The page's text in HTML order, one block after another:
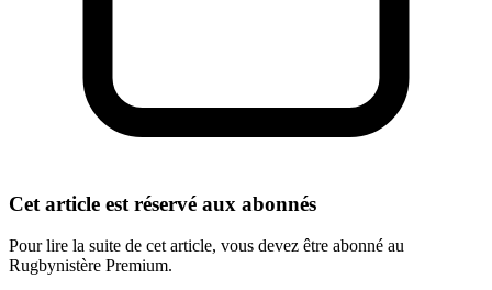
Cet article est réservé aux abonnés
Pour lire la suite de cet article, vous devez être abonné au
Rugbynistère Premium.